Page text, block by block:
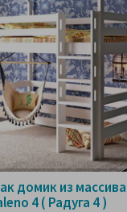
домик из
4 ( Радуга 4 )